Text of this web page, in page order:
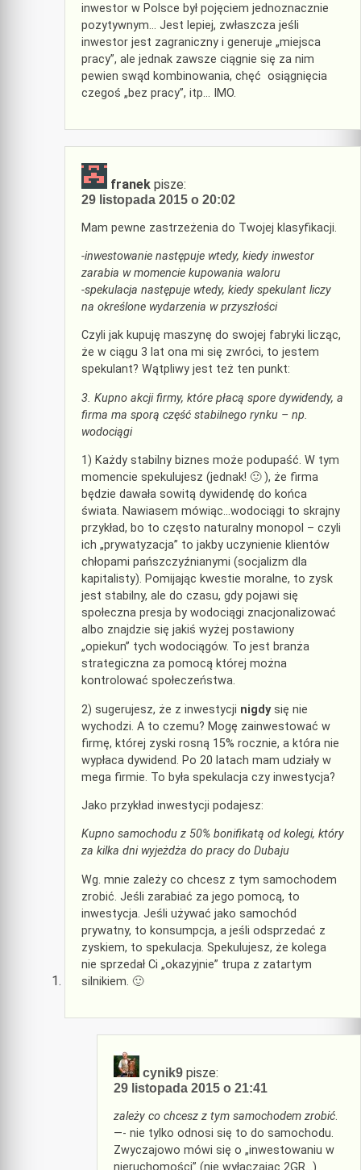
inwestor w Polsce był pojęciem jednoznacznie
pozytywnym… Jest lepiej, zwłaszcza jeśli
inwestor jest zagraniczny i generuje „miejsca
pracy”, ale jednak zawsze ciągnie się za nim
pewien swąd kombinowania, chęć osiągnięcia
czegoś „bez pracy”, itp… IMO.
franek pisze:
29 listopada 2015 o 20:02
Mam pewne zastrzeżenia do Twojej klasyfikacji.
-inwestowanie następuje wtedy, kiedy inwestor
zarabia w momencie kupowania waloru
-spekulacja następuje wtedy, kiedy spekulant liczy
na określone wydarzenia w przyszłości
Czyli jak kupuję maszynę do swojej fabryki licząc,
że w ciągu 3 lat ona mi się zwróci, to jestem
spekulant? Wątpliwy jest też ten punkt:
3. Kupno akcji firmy, które płacą spore dywidendy, a
firma ma sporą część stabilnego rynku – np.
wodociągi
1) Każdy stabilny biznes może podupaść. W tym
momencie spekulujesz (jednak! 🙂 ), że firma
będzie dawała sowitą dywidendę do końca
świata. Nawiasem mówiąc…wodociągi to skrajny
przykład, bo to często naturalny monopol – czyli
ich „prywatyzacja” to jakby uczynienie klientów
chłopami pańszczyźnianymi (socjalizm dla
kapitalisty). Pomijając kwestie moralne, to zysk
jest stabilny, ale do czasu, gdy pojawi się
społeczna presja by wodociągi znacjonalizować
albo znajdzie się jakiś wyżej postawiony
„opiekun” tych wodociągów. To jest branża
strategiczna za pomocą której można
kontrolować społeczeństwa.
2) sugerujesz, że z inwestycji nigdysię nie
wychodzi. A to czemu? Mogę zainwestować w
firmę, której zyski rosną 15% rocznie, a która nie
wypłaca dywidend. Po 20 latach mam udziały w
mega firmie. To była spekulacja czy inwestycja?
Jako przykład inwestycji podajesz:
Kupno samochodu z 50% bonifikatą od kolegi, który
za kilka dni wyjeżdża do pracy do Dubaju
Wg. mnie zależy co chcesz z tym samochodem
zrobić. Jeśli zarabiać za jego pomocą, to
inwestycja. Jeśli używać jako samochód
prywatny, to konsumpcja, a jeśli odsprzedać z
zyskiem, to spekulacja. Spekulujesz, że kolega
nie sprzedał Ci „okazyjnie” trupa z zatartym
silnikiem. 🙂
cynik9 pisze:
29 listopada 2015 o 21:41
zależy co chcesz z tym samochodem zrobić.
—- nie tylko odnosi się to do samochodu.
Zwyczajowo mówi się o „inwestowaniu w
nieruchomości” (nie wyłączając 2GR…)